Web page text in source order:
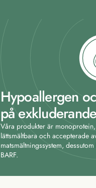
Hypoallergen
på
Våra produkter är
lättsmältbara och accepterade
matsmältningssystem,
BARF.